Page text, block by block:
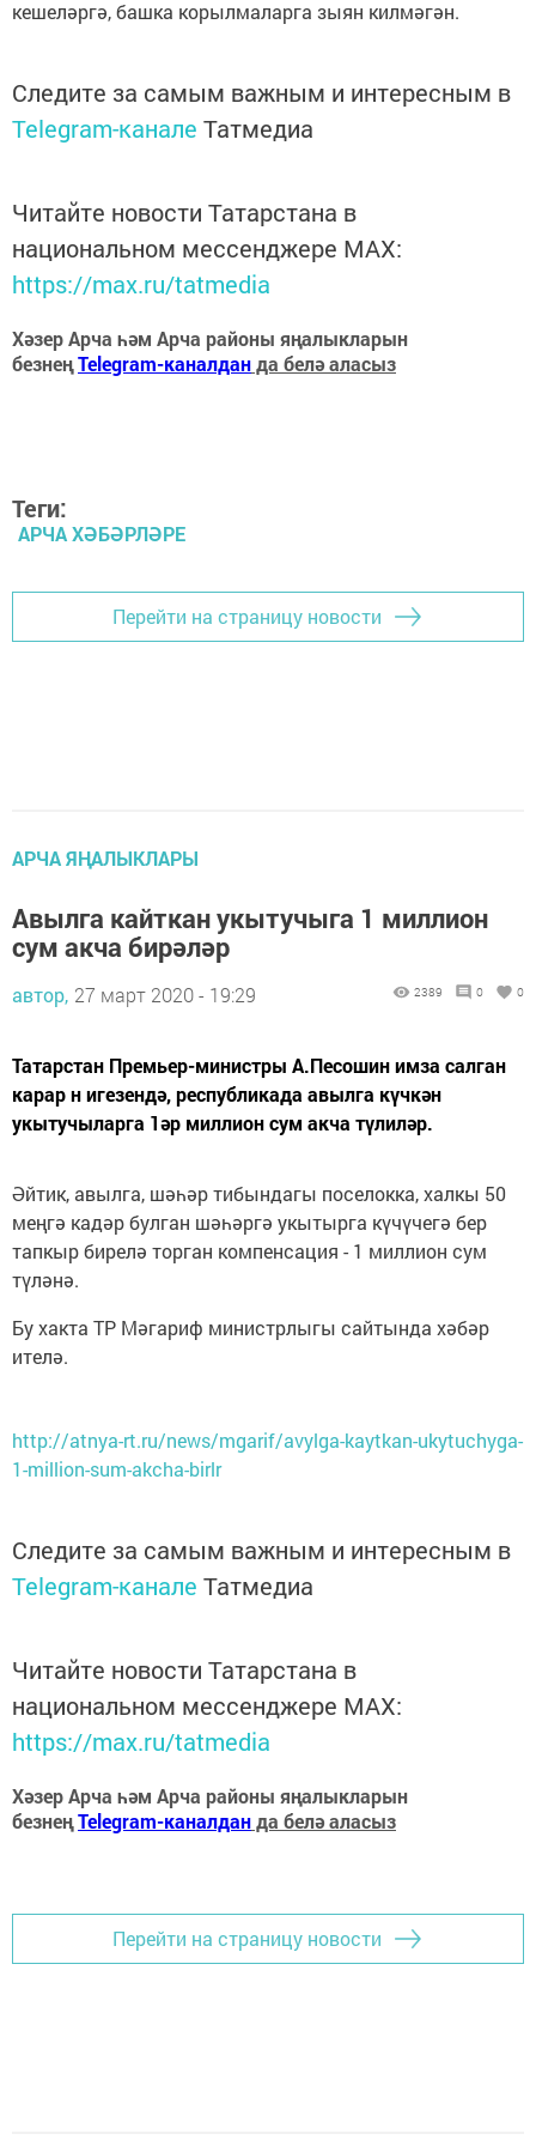
кешеләргә, башка корылмаларга зыян килмәгән.
Следите за самым важным и интересным в
Telegram-канале Татмедиа
Читайте новости Татарстана в
национальном мессенджере MАХ:
https://max.ru/tatmedia
Хәзер Арча һәм Арча районы яңалыкларын
безнеңTelegram-каналданда белә аласыз
Теги:
АРЧА ХӘБӘРЛӘРЕ
Перейти на страницу новости
АРЧА ЯҢАЛЫКЛАРЫ
Авылга кайткан укытучыга 1 миллион
сум акча бирәләр
автор, 27 март 2020 - 19:29 2389 0 0
Татарстан Премьер-министры А.Песошин имза салган
карар н игезендә, республикада авылга күчкән
укытучыларга 1әр миллион сум акча түлиләр.
Әйтик, авылга, шәһәр тибындагы поселокка, халкы 50
меңгә кадәр булган шәһәргә укытырга күчүчегә бер
тапкыр бирелә торган компенсация - 1 миллион сум
түләнә.
Бу хакта ТР Мәгариф министрлыгы сайтында хәбәр
ителә.
http://atnya-rt.ru/news/mgarif/avylga-kaytkan-ukytuchyga-
1-million-sum-akcha-birlr
Следите за самым важным и интересным в
Telegram-канале Татмедиа
Читайте новости Татарстана в
национальном мессенджере MАХ:
https://max.ru/tatmedia
Хәзер Арча һәм Арча районы яңалыкларын
безнеңTelegram-каналданда белә аласыз
Перейти на страницу новости